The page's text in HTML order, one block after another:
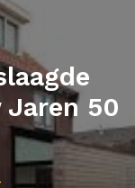
Jaren 50